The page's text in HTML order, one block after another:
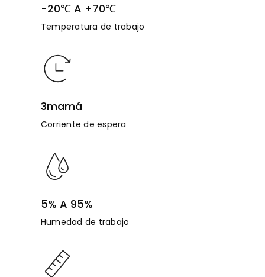
-20℃ A +70℃
Temperatura de trabajo
3mamá
Corriente de espera
5% A 95%
Humedad de trabajo